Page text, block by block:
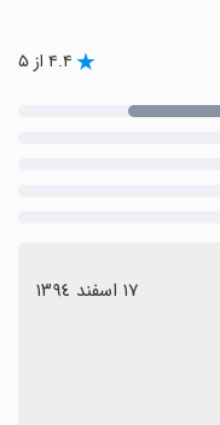
۴.۴ از ۵
١٧ اسفند ١٣٩٤